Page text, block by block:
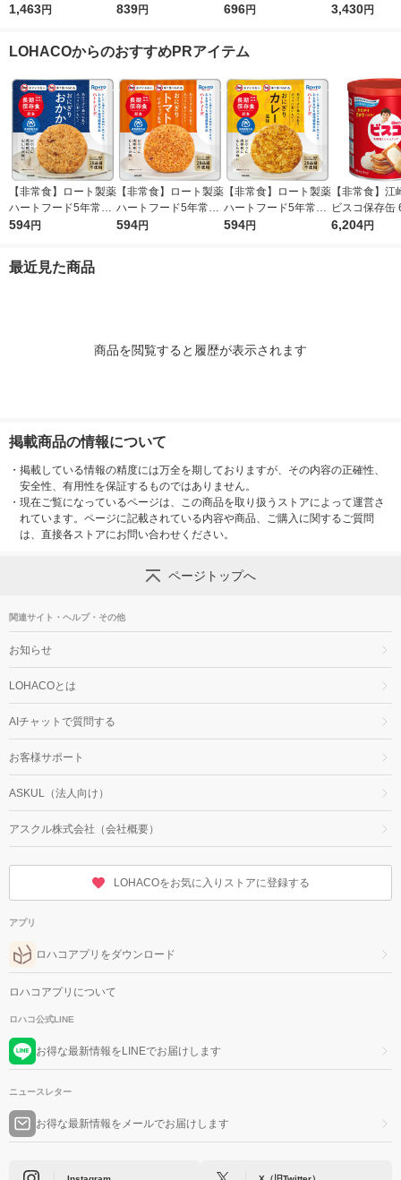
水2L 653253 1箱（6
1,463円
(5本入)
839円
(5本入)
696円
イレ スタンダ
3,430円
LOHACOからのおすすめPRアイテム
【非常食】ロート製薬
ハートフード5年常温
保存おにぎり おかか
594円
【非常食】ロート製薬
ハートフード5年常温
保存おにぎり トマト
594円
【非常食】ロート製薬
ハートフード5年常温
保存 おにぎり カレー
594円
【非常食】江
ビスコ保存缶
2 1セット(1
6,204円
最近見た商品
商品を閲覧すると履歴が表示されます
掲載商品の情報について
・ 掲載している情報の精度には万全を期しておりますが、その内容の正確性、
安全性、有用性を保証するものではありません。
・ 現在ご覧になっているページは、この商品を取り扱うストアによって運営さ
れています。ページに記載されている内容や商品、ご購入に関するご質問
は、直接各ストアにお問い合わせください。
ページトップへ
関連サイト・ヘルプ・その他
お知らせ
LOHACOとは
AIチャットで質問する
お客様サポート
ASKUL（法人向け）
アスクル株式会社（会社概要）
LOHACOをお気に入りストアに登録する
アプリ
ロハコアプリをダウンロード
ロハコアプリについて
ロハコ公式LINE
お得な最新情報をLINEでお届けします
ニュースレター
お得な最新情報をメールでお届けします